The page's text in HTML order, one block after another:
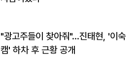
"광고주들이 찾아줘"…진태현, '이숙
캠' 하차 후 근황 공개